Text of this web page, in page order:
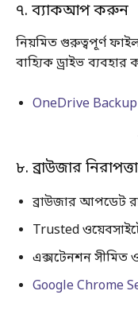
৭. ব্যাকআপ করুন
নিয়মিত গুরুত্বপূর্ণ
বাহ্যিক ড্রাইভ ব্যবহার
OneDrive Backup
৮. ব্রাউজার নিরাপত্তা
ব্রাউজার আপডেট
Trusted
এক্সটেনশন সীমিত
Google Chrome